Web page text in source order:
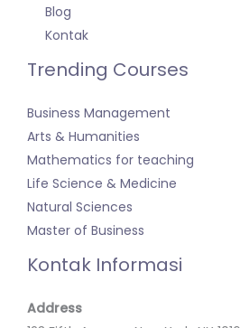
Blog
Kontak
Trending Courses
Business Management
Arts & Humanities
Mathematics for teaching
Life Science & Medicine
Natural Sciences
Master of Business
Kontak Informasi
Address